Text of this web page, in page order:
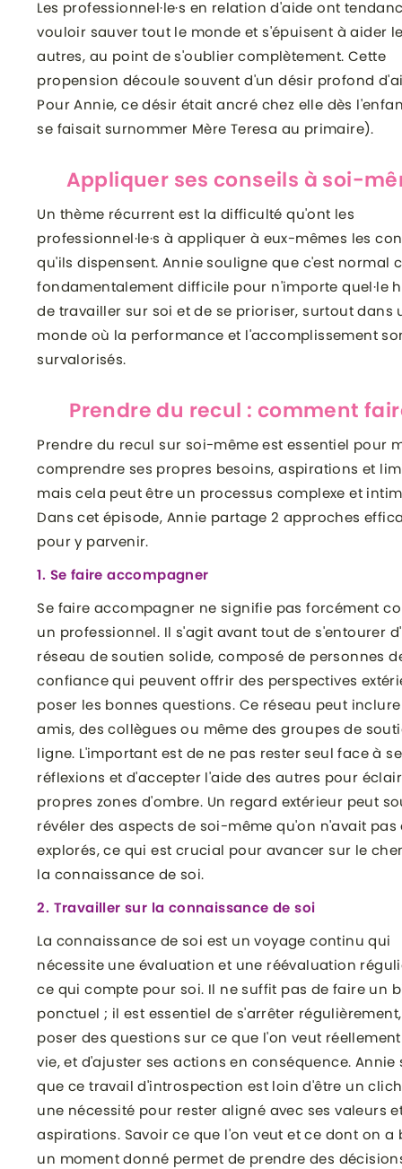
Les professionnel·le·s en relation d'aide ont
vouloir sauver tout le monde et s'épuisent à aider
autres, au point de s'oublier complètement. Cette
propension découle souvent d'un désir profond
Pour Annie, ce désir était ancré chez elle dès
se faisait surnommer Mère Teresa au primaire).
Appliquer ses conseils à soi-
Un thème récurrent est la difficulté qu'ont les
professionnel·le·s à appliquer à eux-mêmes les
qu'ils dispensent. Annie souligne que c'est normal
fondamentalement difficile pour n'importe quel·le
de travailler sur soi et de se prioriser, surtout dans
monde où la performance et l'accomplissement
survalorisés.
Prendre du recul : comment
Prendre du recul sur soi-même est essentiel pour
comprendre ses propres besoins, aspirations et
mais cela peut être un processus complexe et
Dans cet épisode, Annie partage 2 approches
pour y parvenir.
1. Se faire accompagner
Se faire accompagner ne signifie pas forcément
un professionnel. Il s'agit avant tout de s'entourer
réseau de soutien solide, composé de personnes
confiance qui peuvent offrir des perspectives
poser les bonnes questions. Ce réseau peut
amis, des collègues ou même des groupes de
ligne. L'important est de ne pas rester seul face à
réflexions et d'accepter l'aide des autres pour
propres zones d'ombre. Un regard extérieur peut
révéler des aspects de soi-même qu'on n'avait pas
explorés, ce qui est crucial pour avancer sur le
la connaissance de soi.
2. Travailler sur la connaissance de soi
La connaissance de soi est un voyage continu qui
nécessite une évaluation et une réévaluation
ce qui compte pour soi. Il ne suffit pas de faire un
ponctuel ; il est essentiel de s'arrêter
poser des questions sur ce que l'on veut
vie, et d'ajuster ses actions en conséquence. Annie
que ce travail d'introspection est loin d'être un
une nécessité pour rester aligné avec ses valeurs
aspirations. Savoir ce que l'on veut et ce dont on a
un moment donné permet de prendre des